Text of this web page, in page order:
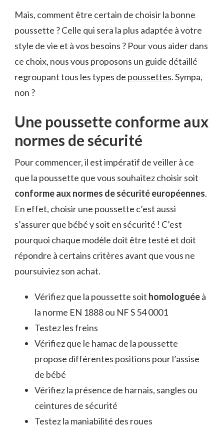
Mais, comment être certain de choisir la bonne
poussette ? Celle qui sera la plus adaptée à votre
style de vie et à vos besoins ? Pour vous aider dans
ce choix, nous vous proposons un guide détaillé
regroupant tous les types de poussettes. Sympa,
non ?
Une poussette conforme aux
normes de sécurité
Pour commencer, il est impératif de veiller à ce
que la poussette que vous souhaitez choisir soit
conforme aux normes de sécurité européennes.
En effet, choisir une poussette c’est aussi
s’assurer que bébé y soit en sécurité ! C’est
pourquoi chaque modèle doit être testé et doit
répondre à certains critères avant que vous ne
poursuiviez son achat.
Vérifiez que la poussette soit homologuéeà
la norme EN 1888 ou NF S 54 0001
Testez les freins
Vérifiez que le hamac de la poussette
propose différentes positions pour l’assise
de bébé
Vérifiez la présence de harnais, sangles ou
ceintures de sécurité
Testez la maniabilité des roues